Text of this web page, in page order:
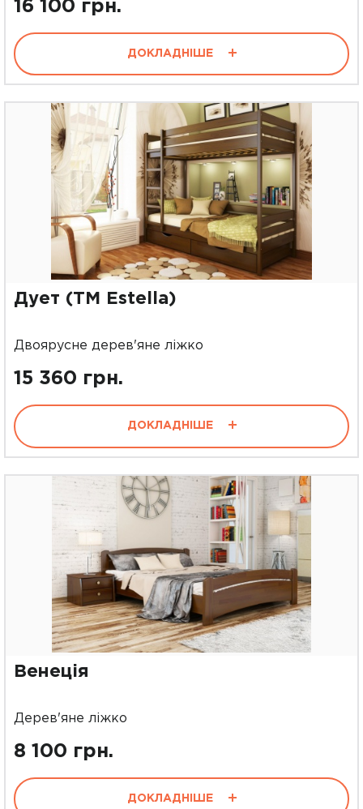
16 100 грн.
ДОКЛАДНІШЕ
Дует (ТМ Estella)
Двоярусне дерев'яне ліжко
15 360 грн.
ДОКЛАДНІШЕ
Венеція
Дерев'яне ліжко
8 100 грн.
ДОКЛАДНІШЕ